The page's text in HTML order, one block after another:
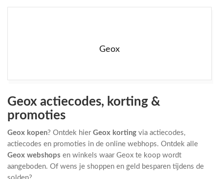
Geox
Geox actiecodes, korting &
promoties
Geox kopen? Ontdek hier Geox korting via actiecodes,
actiecodes en promoties in de online webhops. Ontdek alle
Geox webshops en winkels waar Geox te koop wordt
aangeboden. Of wens je shoppen en geld besparen tijdens de